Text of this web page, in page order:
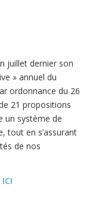
juillet dernier son
» annuel du
ordonnance du 26
21 propositions
un système de
tout en s’assurant
de nos